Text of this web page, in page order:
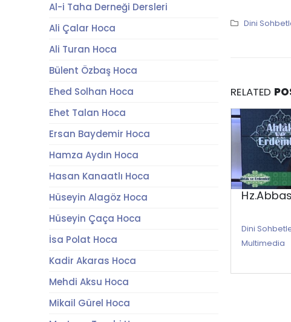
Dini
RELATED
Dini
Multimedia
Al-i Taha Derneği Dersleri
Ali Çalar Hoca
Ali Turan Hoca
Bülent Özbaş Hoca
Ehed Solhan Hoca
Ehet Talan Hoca
Ersan Baydemir Hoca
Hamza Aydın Hoca
Hasan Kanaatlı Hoca
Hüseyin Alagöz Hoca
Hüseyin Çaça Hoca
İsa Polat Hoca
Kadir Akaras Hoca
Mehdi Aksu Hoca
Mikail Gürel Hoca